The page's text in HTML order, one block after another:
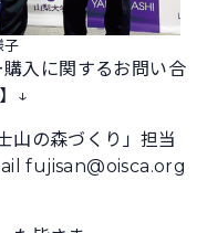
子
購入に関するお問い合
↓
の森づくり」担当